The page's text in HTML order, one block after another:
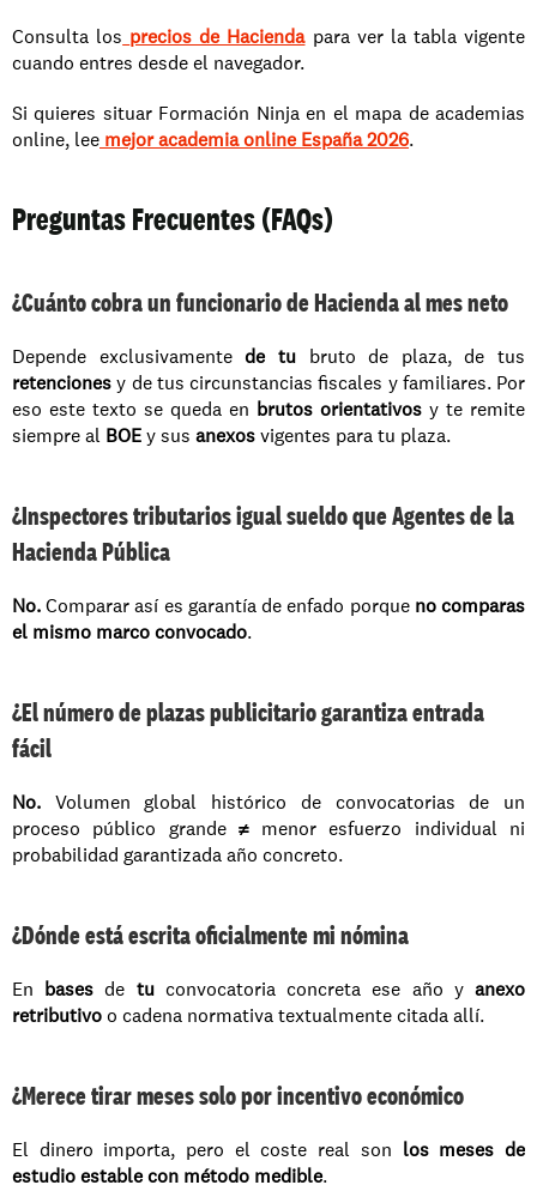
Consulta los precios de Hacienda para ver la tabla vigente
cuando entres desde el navegador.
Si quieres situar Formación Ninja en el mapa de academias
online, lee mejor academia online España 2026.
Preguntas Frecuentes (FAQs)
¿Cuánto cobra un funcionario de Hacienda al mes neto
Depende exclusivamente de tu
retenciones y de tus circunstancias fiscales y familiares. Por
eso este texto se queda en brutos orientativos y te remite
siempre al BOE y sus anexos vigentes para tu plaza.
¿Inspectores tributarios igual sueldo que Agentes de la
Hacienda Pública
No. Comparar así es garantía de enfado porque no comparas
el mismo marco convocado.
¿El número de plazas publicitario garantiza entrada
fácil
No. Volumen global histórico de convocatorias de un
proceso público grande ≠ menor esfuerzo individual ni
probabilidad garantizada año concreto.
¿Dónde está escrita oficialmente mi nómina
En bases de tu convocatoria concreta ese año y anexo
retributivo o cadena normativa textualmente citada allí.
¿Merece tirar meses solo por incentivo económico
El dinero importa, pero el coste real son los meses de
estudio estable con método medible.